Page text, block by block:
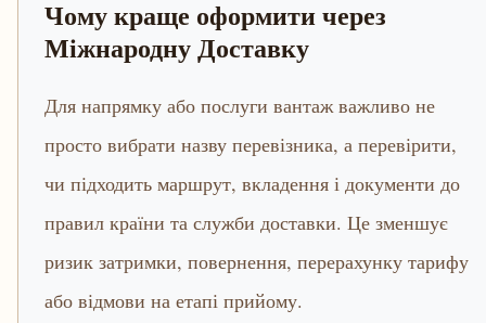
Чому краще оформити через
Міжнародну Доставку
Для напрямку або послуги вантаж важливо не
просто вибрати назву перевізника, а перевірити,
чи підходить маршрут, вкладення і документи до
правил країни та служби доставки. Це зменшує
ризик затримки, повернення, перерахунку тарифу
або відмови на етапі прийому.